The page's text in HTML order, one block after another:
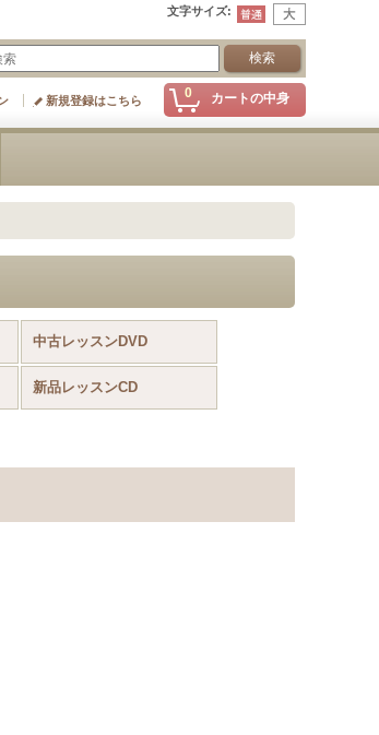
文字サイズ:
0 カートの中身
新規登録はこちら
中古レッスンDVD
新品レッスンCD